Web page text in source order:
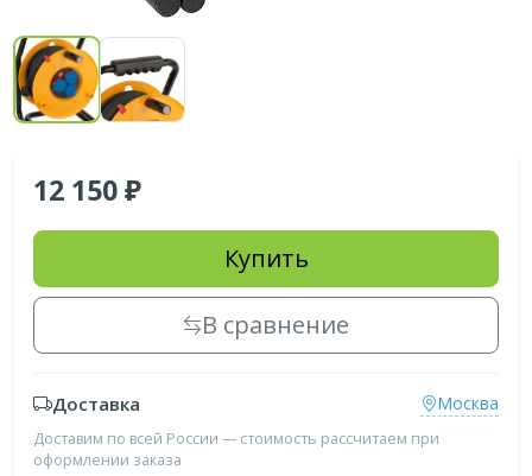
12 150
Купить
В сравнение
Доставка Москва
Доставим по всей России — стоимость рассчитаем при
оформлении заказа